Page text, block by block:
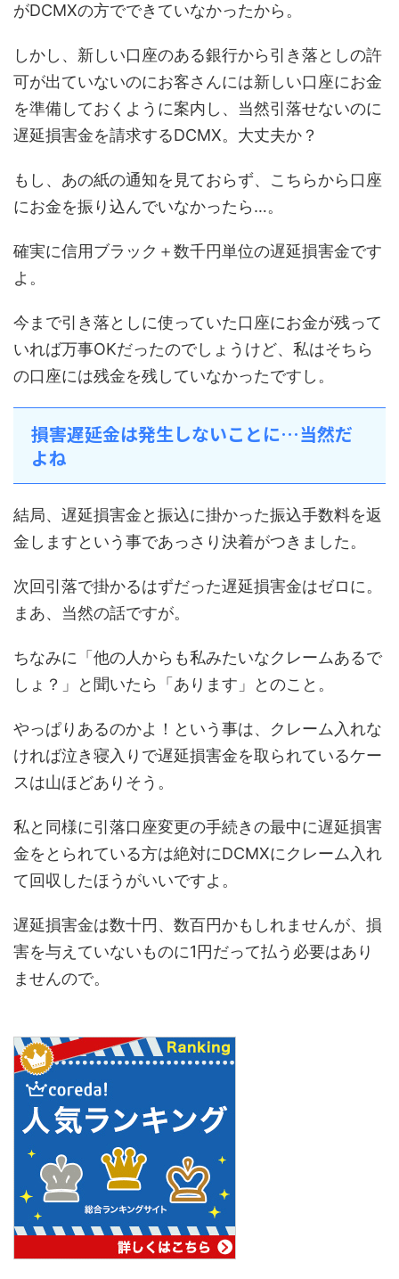
がDCMXの方でできていなかったから。
しかし、新しい口座のある銀行から引き落としの許
可が出ていないのにお客さんには新しい口座にお金
を準備しておくように案内し、当然引落せないのに
遅延損害金を請求するDCMX。大丈夫か？
もし、あの紙の通知を見ておらず、こちらから口座
にお金を振り込んでいなかったら…。
確実に信用ブラック＋数千円単位の遅延損害金です
よ。
今まで引き落としに使っていた口座にお金が残って
いれば万事OKだったのでしょうけど、私はそちら
の口座には残金を残していなかったですし。
損害遅延金は発生しないことに…当然だ
よね
結局、遅延損害金と振込に掛かった振込手数料を返
金しますという事であっさり決着がつきました。
次回引落で掛かるはずだった遅延損害金はゼロに。
まあ、当然の話ですが。
ちなみに「他の人からも私みたいなクレームあるで
しょ？」と聞いたら「あります」とのこと。
やっぱりあるのかよ！という事は、クレーム入れな
ければ泣き寝入りで遅延損害金を取られているケー
スは山ほどありそう。
私と同様に引落口座変更の手続きの最中に遅延損害
金をとられている方は絶対にDCMXにクレーム入れ
て回収したほうがいいですよ。
遅延損害金は数十円、数百円かもしれませんが、損
害を与えていないものに1円だって払う必要はあり
ませんので。